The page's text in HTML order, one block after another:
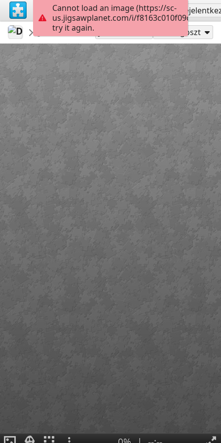
Regisztrálás
DuckyMum
...
Colors Megoszt
Cannot load an image (https://sc-
us.jigsawplanet.com/i/
try it again.